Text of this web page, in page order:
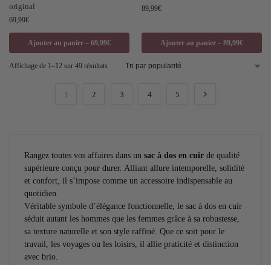
original
69,99€
Ajouter au panier – 69,99€
89,99€
Ajouter au panier – 89,99€
Affichage de 1–12 sur 49 résultats
1 2 3 4 5
Rangez toutes vos affaires dans un sac à dos en cuir de qualité
supérieure conçu pour durer. Alliant allure intemporelle, solidité
et confort, il s’impose comme un accessoire indispensable au
quotidien.
Véritable symbole d’élégance fonctionnelle, le sac à dos en cuir
séduit autant les hommes que les femmes grâce à sa robustesse,
sa texture naturelle et son style raffiné. Que ce soit pour le
travail, les voyages ou les loisirs, il allie praticité et distinction
avec brio.